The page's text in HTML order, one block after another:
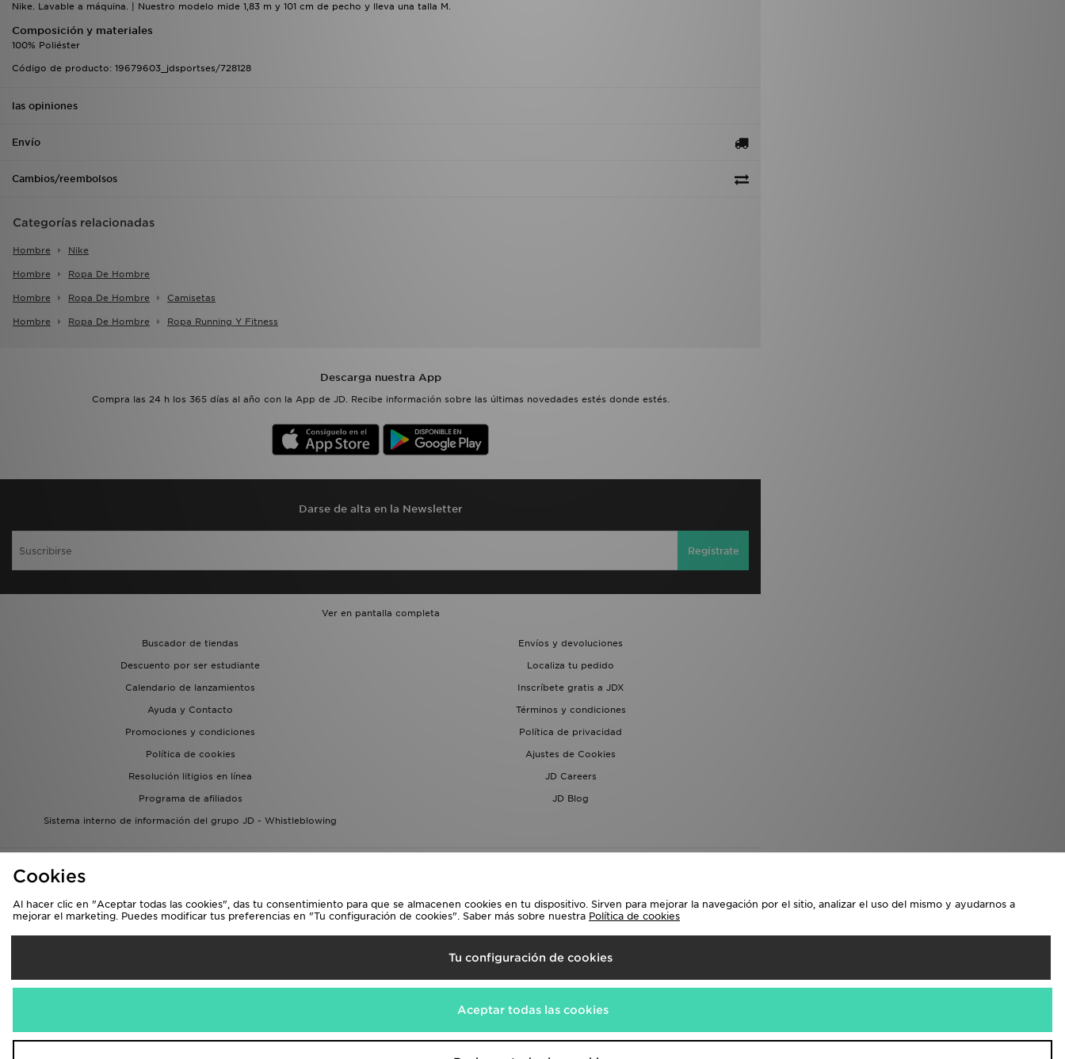
Nike. Lavable a máquina. | Nuestro modelo mide 1,83 m y 101 cm de pecho y lleva una talla M.
Composición y materiales
100% Poliéster
Código de producto: 19679603_jdsportses/728128
las opiniones
Envío
Cambios/reembolsos
Categorías relacionadas
Hombre Nike
Hombre Ropa De Hombre
Hombre Ropa De Hombre Camisetas
Hombre Ropa De Hombre Ropa Running Y Fitness
Descarga nuestra App
Compra las 24 h los 365 días al año con la App de JD. Recibe información sobre las últimas novedades estés donde estés.
Darse de alta en la Newsletter
Regístrate
Ver en pantalla completa
Buscador de tiendas
Envíos y devoluciones
Descuento por ser estudiante
Localiza tu pedido
Calendario de lanzamientos
Inscríbete gratis a JDX
Ayuda y Contacto
Términos y condiciones
Promociones y condiciones
Política de privacidad
Política de cookies
Ajustes de Cookies
Resolución litigios en línea
JD Careers
Programa de afiliados
JD Blog
Sistema interno de información del grupo JD - Whistleblowing
Selecciona País
Aceptamos las siguientes formas de pago
Cookies
Al hacer clic en "Aceptar todas las cookies", das tu consentimiento para que se almacenen cookies en tu dispositivo. Sirven para mejorar la navegación por el sitio, analizar el uso del mismo y ayudarnos a
mejorar el marketing. Puedes modificar tus preferencias en "Tu configuración de cookies". Saber más sobre nuestra Política de cookies
Tu configuración de cookies
Aceptar todas las cookies